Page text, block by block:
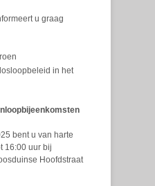
u graag
in het
bent u van harte
16:00 uur bij
Hoofdstraat